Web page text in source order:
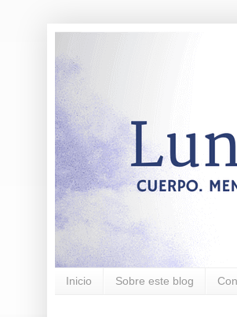
Inicio Sobre este blog